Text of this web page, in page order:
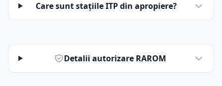
Care sunt stațiile ITP din apropiere?
Detalii autorizare RAROM